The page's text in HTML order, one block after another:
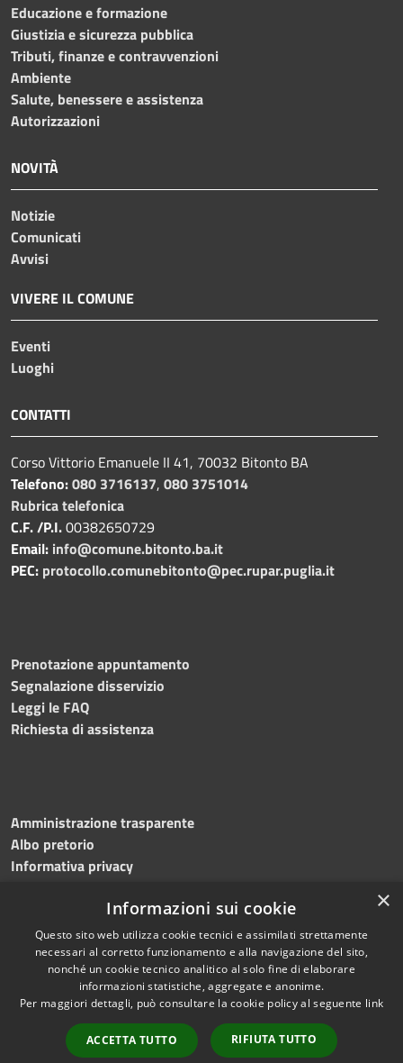
Educazione e formazione
Giustizia e sicurezza pubblica
Tributi, finanze e contravvenzioni
Ambiente
Salute, benessere e assistenza
Autorizzazioni
NOVITÀ
Notizie
Comunicati
Avvisi
VIVERE IL COMUNE
Eventi
Luoghi
CONTATTI
Corso Vittorio Emanuele II 41, 70032 Bitonto BA
Telefono:080 3716137, 080 3751014
Rubrica telefonica
C.F. /P.I.00382650729
Email: info@comune.bitonto.ba.it
PEC: protocollo.comunebitonto@pec.rupar.puglia.it
Prenotazione appuntamento
Segnalazione disservizio
Leggi le FAQ
Richiesta di assistenza
Amministrazione trasparente
Albo pretorio
Informativa privacy
Dichiarazione di accessibilità Meccanismo di feedback
RSS
Accessibilità
Copyright © 2026 • Comune di
Bitonto • Powered by
Municipium•
Accesso
×
Informazioni sui cookie
Questo sito web utilizza cookie tecnici e assimilati strettamente
necessari al corretto funzionamento e alla navigazione del sito,
nonché un cookie tecnico analitico al solo fine di elaborare
informazioni statistiche, aggregate e anonime.
Per maggiori dettagli, può consultare la cookie policy al seguente link
ACCETTA TUTTO RIFIUTA TUTTO